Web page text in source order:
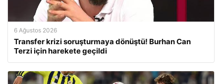
6 Ağustos 2026
Transfer krizi soruşturmaya dönüştü! Burhan Can
Terzi için harekete geçildi